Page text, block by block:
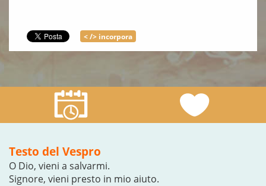
< /> incorpora
Testo del Vespro
O Dio, vieni a salvarmi.
Signore, vieni presto in mio aiuto.